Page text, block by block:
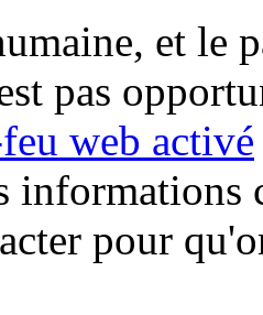
et le
pas
web activé
informations
pour